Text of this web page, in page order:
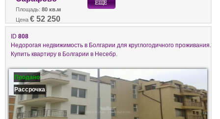
Площадь: 80 кв.м
Цена € 52 250
ID 808
Недорогая недвижимость в Болгарии для круглогодичного проживания.
Купить квартиру в Болгарии в Несебр.
Продано
Рассрочка